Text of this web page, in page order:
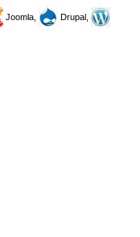
Joomla,
Drupal,